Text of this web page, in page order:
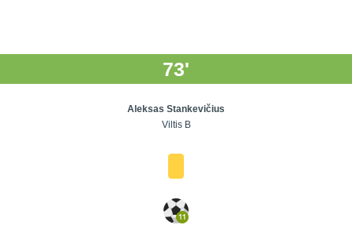
73'
Aleksas Stankevičius
Viltis B